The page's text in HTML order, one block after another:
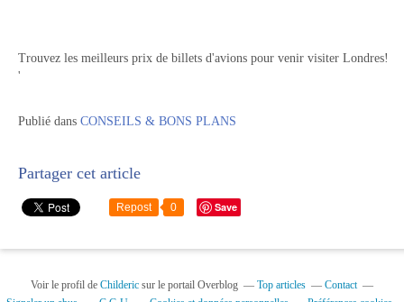
Trouvez les meilleurs prix de billets d'avions pour venir visiter Londres!
'
Publié dans CONSEILS & BONS PLANS
Partager cet article
Repost 0 Save
Voir le profil de Childeric sur le portail Overblog Top articles
Contact